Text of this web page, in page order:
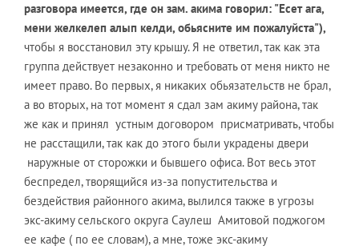
разговора имеется, где он зам. акима говорил: "Есет ага,
мени желкелеп алып келди, обьясните им пожалуйста"),
чтобы я восстановил эту крышу. Я не ответил, так как эта
группа действует незаконно и требовать от меня никто не
имеет право. Во первых, я никаких обьязательств не брал,
а во вторых, на тот момент я сдал зам акиму района, так
же как и принял устным договором присматривать, чтобы
не расстащили, так как до этого были украдены двери
наружные от сторожки и бывшего офиса. Вот весь этот
беспредел, творящийся из-за попустительства и
бездействия районного акима, вылился также в угрозы
экс-акиму сельского округа Саулеш Амитовой поджогом
ее кафе ( по ее словам), а мне, тоже экс-акиму